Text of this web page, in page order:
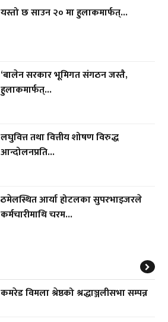
यस्तो छ साउन २० मा हुलाकमार्फत्...
‘बालेन सरकार भूमिगत संगठन जस्तै,
हुलाकमार्फत्...
लघुवित्त तथा वित्तीय शोषण विरुद्ध
आन्दोलनप्रति...
ठमेलस्थित आर्या होटलका सुपरभाइजरले
कर्मचारीमाथि चरम...
कमरेड विमला श्रेष्ठको श्रद्धाञ्जलीसभा सम्पन्न